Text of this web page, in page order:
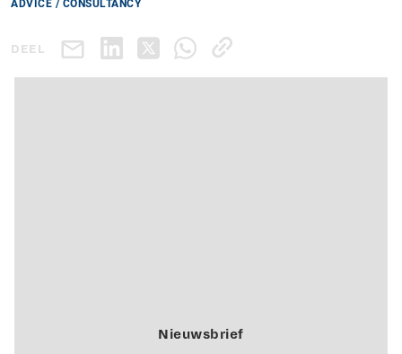
ADVICE / CONSULTANCY
DEEL
Nieuwsbrief